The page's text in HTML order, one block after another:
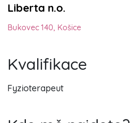
Liberta n.o.
Bukovec 140, Košice
Kvalifikace
Fyzioterapeut